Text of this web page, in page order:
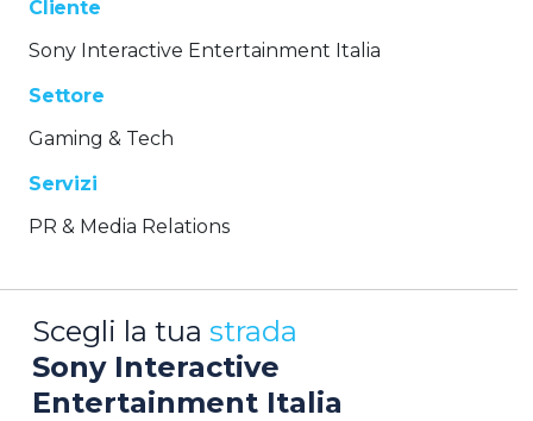
Cliente
Sony Interactive Entertainment Italia
Settore
Gaming & Tech
Servizi
PR & Media Relations
Scegli la tua strada
Sony Interactive
Entertainment Italia